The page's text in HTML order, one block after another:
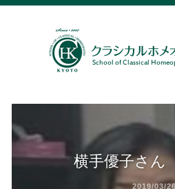
横手優子さん
2019/03/26